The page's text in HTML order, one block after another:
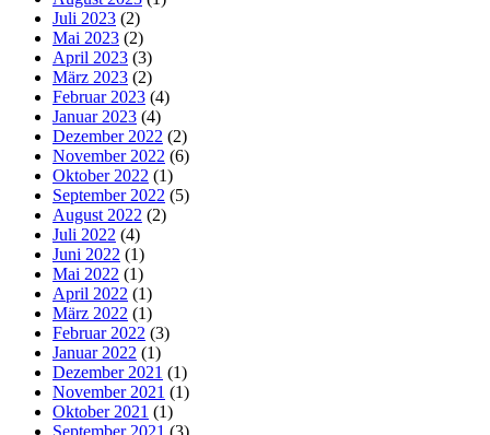
Juli 2023 (2)
Mai 2023 (2)
April 2023 (3)
März 2023 (2)
Februar 2023 (4)
Januar 2023 (4)
Dezember 2022 (2)
November 2022 (6)
Oktober 2022 (1)
September 2022 (5)
August 2022 (2)
Juli 2022 (4)
Juni 2022 (1)
Mai 2022 (1)
April 2022 (1)
März 2022 (1)
Februar 2022 (3)
Januar 2022 (1)
Dezember 2021 (1)
November 2021 (1)
Oktober 2021 (1)
September 2021 (3)